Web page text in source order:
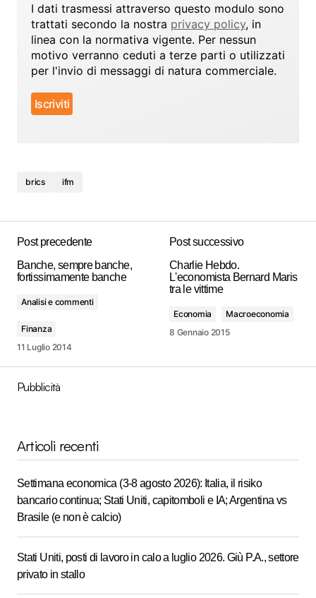
I dati trasmessi attraverso questo modulo sono
trattati secondo la nostra privacy policy, in
linea con la normativa vigente. Per nessun
motivo verranno ceduti a terze parti o utilizzati
per l'invio di messaggi di natura commerciale.
brics ifm
Post precedente
Banche, sempre banche,
fortissimamente banche
Analisi e commenti
Finanza
11 Luglio 2014
Post successivo
Charlie Hebdo.
L'economista Bernard Maris
tra le vittime
Economia
Macroeconomia
8 Gennaio 2015
Pubblicità
Articoli recenti
Settimana economica (3-8 agosto 2026): Italia, il risiko
bancario continua; Stati Uniti, capitomboli e IA; Argentina vs
Brasile (e non è calcio)
Stati Uniti, posti di lavoro in calo a luglio 2026. Giù P.A., settore
privato in stallo